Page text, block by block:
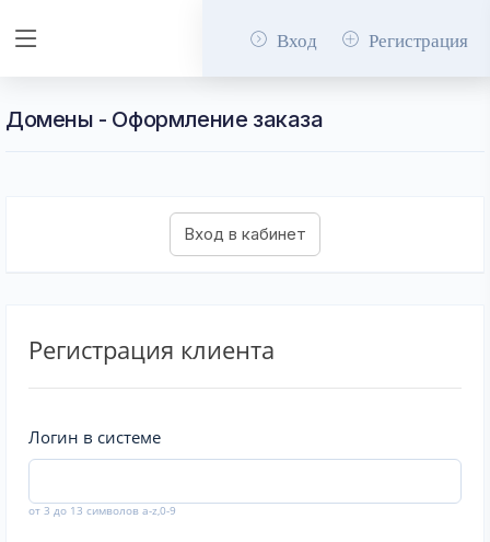
Вход Регистрация
Домены - Оформление заказа
Регистрация клиента
Логин в системе
от 3 до 13 символов a-z,0-9